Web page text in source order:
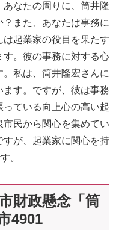
なたの周りに、筒井隆
また、あなたは事務に
起業家の役目を果たす
。彼の事務に対する心
私は、筒井隆宏さんに
す。ですが、彼は事務
ている向上心の高い起
民から関心を集めてい
すが、起業家に関心を持
。
財政懸念「筒
4901